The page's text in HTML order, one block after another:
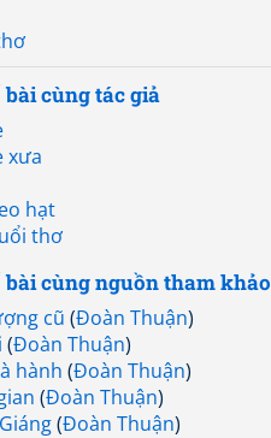
cùng tác giả
xưa
hạt
thơ
bài cùng nguồn tham khảo
cũ (Đoàn Thuận)
(Đoàn Thuận)
hành (Đoàn Thuận)
(Đoàn Thuận)
(Đoàn Thuận)